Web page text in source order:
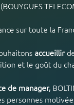
sur toute la
accueillir
et le goût du
de manager,
personnes